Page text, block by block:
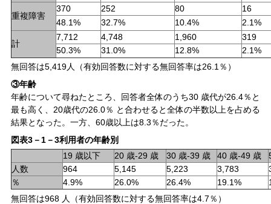
重複障害
370 252 80
16
48.1%
32.7% 10.4% 2.1%
計
7,712 4,748 1,960
319
50.3%
31.0% 12.8%
2.1%
無回答は5,419人（有効回答数に対する無回答率は26.1％）
③年齢
年齢について尋ねたところ、回答者全体のうち30 歳代が26.4％と
最も高く、20歳代の26.0％ と合わせると全体の半数以上を占める
結果となった。一方、60歳以上は8.3％だった。
図表3－1－3利用者の年齢別
19 歳以下
20 歳-29 歳 30 歳-39 歳 40 歳-49 歳
人数
964 5,145 5,223 3,783
％
4.9% 26.0% 26.4% 19.1%
無回答は968 人（有効回答数に対する無回答率は4.7％）